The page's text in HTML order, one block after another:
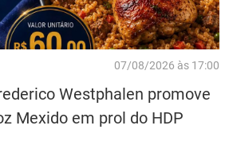
07/08/2026 às 17:00
Westphalen promove
Mexido em prol do HDP